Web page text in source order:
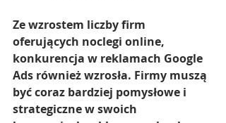
Ze wzrostem liczby firm
oferujących noclegi online,
konkurencja w reklamach Google
Ads również wzrosła. Firmy muszą
być coraz bardziej pomysłowe i
strategiczne w swoich